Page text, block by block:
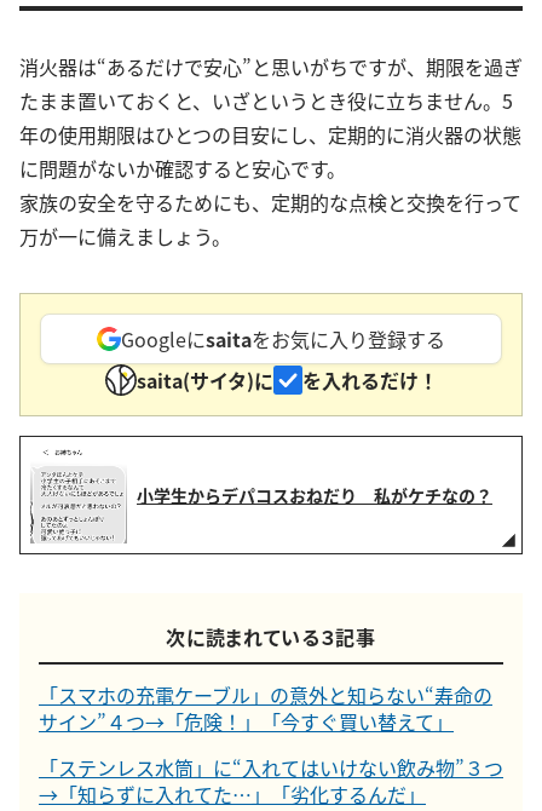
消火器は“あるだけで安心”と思いがちですが、期限を過ぎ
たまま置いておくと、いざというとき役に立ちません。5
年の使用期限はひとつの目安にし、定期的に消火器の状態
に問題がないか確認すると安心です。
家族の安全を守るためにも、定期的な点検と交換を行って
万が一に備えましょう。
Googleにsaitaをお気に入り登録する
saita(サイタ)に
を入れるだけ！
小学生からデパコスおねだり 私がケチなの？
次に読まれている３記事
「スマホの充電ケーブル」の意外と知らない“寿命の
サイン”４つ→「危険！」「今すぐ買い替えて」
「ステンレス水筒」に“入れてはいけない飲み物”３つ
→「知らずに入れてた…」「劣化するんだ」